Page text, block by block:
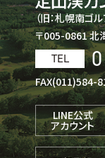
（旧：札幌南ゴ
〒005-0861 北
TEL
FAX(011)584-
LINE公式
アカウント